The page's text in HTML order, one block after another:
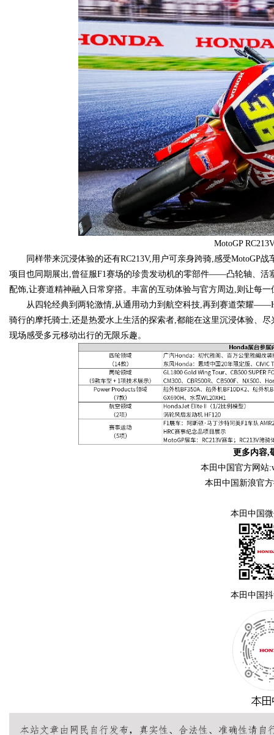
MotoGP
同样带来沉浸体验的还有RC213V,用户可亲身跨骑,感受MotoGP
项目也同期展出,曾征服F1赛场的珍贵发动机的零部件——凸轮轴、活
配饰,让赛道精神融入日常穿搭。丰富的互动体验与官方周边,则让每
从四轮经典到两轮激情,从通用动力到航空科技,再到赛道荣耀
骑行的摩托骑士,还是热爱水上生活的探索者,都能在这里沉浸体验、
现场感受多元移动出行的无限乐趣。
更多内容,
本田中国官方网站
本田中国新浪官
本田中国
本田中国